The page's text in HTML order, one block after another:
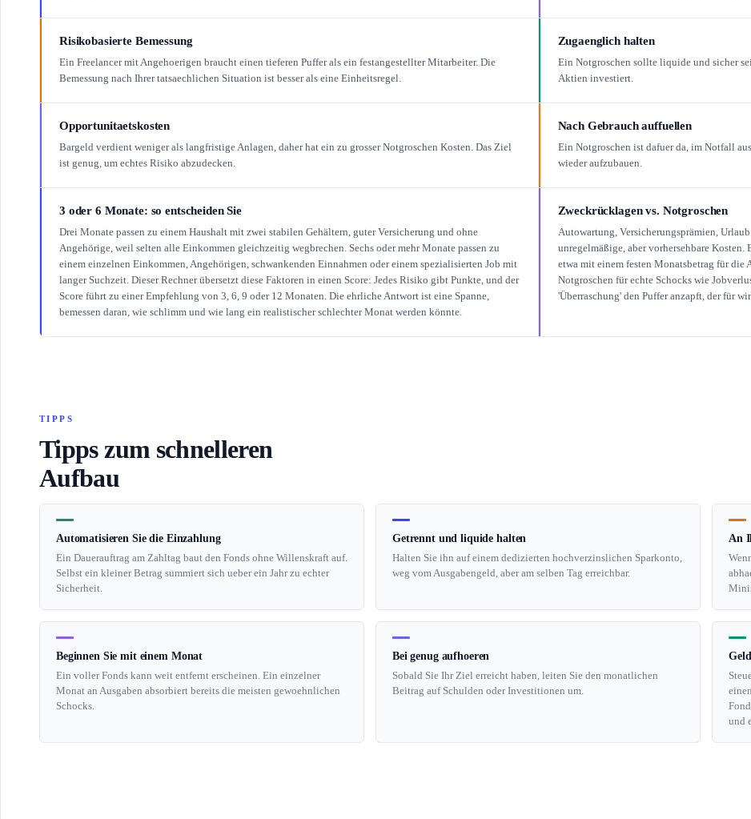
Risikobasierte Bemessung
Ein Freelancer mit Angehoerigen braucht einen tieferen Puffer als ein festangestellter Mitarbeiter. Die
Bemessung nach Ihrer tatsaechlichen Situation ist besser als eine Einheitsregel.
Zugaenglich halten
Ein Notgroschen sollte liquide und sicher
Aktien investiert.
Opportunitaetskosten
Bargeld verdient weniger als langfristige Anlagen, daher hat ein zu grosser Notgroschen Kosten. Das Ziel
ist genug, um echtes Risiko abzudecken.
Nach Gebrauch auffuellen
Ein Notgroschen ist dafuer da, im Notfall
wieder aufzubauen.
3 oder 6 Monate: so entscheiden Sie
Drei Monate passen zu einem Haushalt mit zwei stabilen Gehältern, guter Versicherung und ohne
Angehörige, weil selten alle Einkommen gleichzeitig wegbrechen. Sechs oder mehr Monate passen zu
einem einzelnen Einkommen, Angehörigen, schwankenden Einnahmen oder einem spezialisierten Job mit
langer Suchzeit. Dieser Rechner übersetzt diese Faktoren in einen Score: Jedes Risiko gibt Punkte, und der
Score führt zu einer Empfehlung von 3, 6, 9 oder 12 Monaten. Die ehrliche Antwort ist eine Spanne,
bemessen daran, wie schlimm und wie lang ein realistischer schlechter Monat werden könnte.
Zweckrücklagen vs. Notgroschen
Autowartung, Versicherungsprämien,
unregelmäßige, aber vorhersehbare
etwa mit einem festen Monatsbetrag für die
Notgroschen für echte Schocks wie
'Überraschung' den Puffer anzapft, der für
TIPPS
Tipps zum schnelleren
Aufbau
Automatisieren Sie die Einzahlung
Ein Dauerauftrag am Zahltag baut den Fonds ohne Willenskraft auf.
Selbst ein kleiner Betrag summiert sich ueber ein Jahr zu echter
Sicherheit.
Getrennt und liquide halten
Halten Sie ihn auf einem dedizierten hochverzinslichen Sparkonto,
weg vom Ausgabengeld, aber am selben Tag erreichbar.
An
Beginnen Sie mit einem Monat
Ein voller Fonds kann weit entfernt erscheinen. Ein einzelner
Monat an Ausgaben absorbiert bereits die meisten gewoehnlichen
Schocks.
Bei genug aufhoeren
Sobald Sie Ihr Ziel erreicht haben, leiten Sie den monatlichen
Beitrag auf Schulden oder Investitionen um.
und